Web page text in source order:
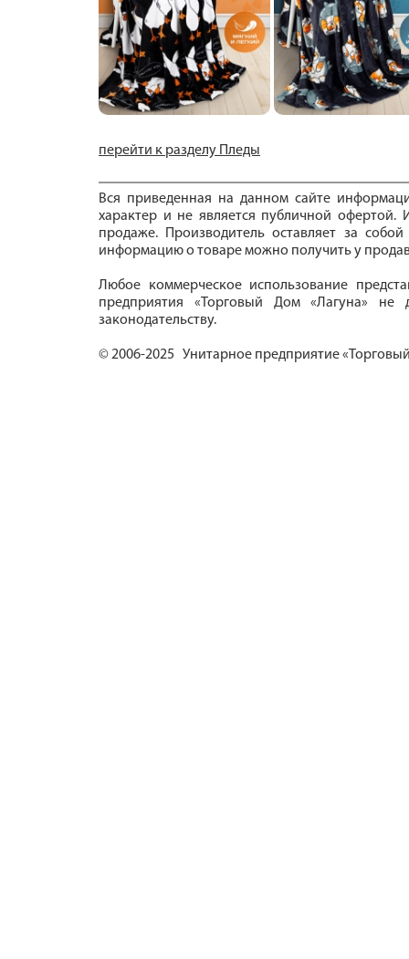
перейти к разделу Пледы
Вся приведенная на данном сайте
характер и не является публичной офертой.
продаже. Производитель оставляет за
информацию о товаре можно получить у
Любое коммерческое использование
предприятия «Торговый Дом «Лагуна» не
законодательству.
© 2006-2025 Унитарное предприятие